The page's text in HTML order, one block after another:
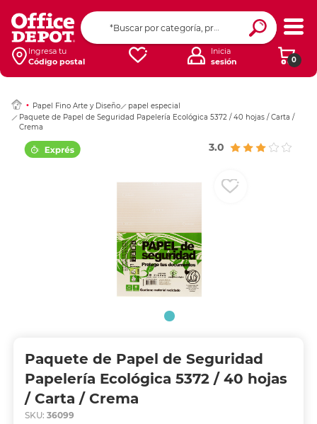
Ingresa tu
Código postal
0
Inicia
sesión
Papel Fino Arte y Diseño
papel especial
Paquete de Papel de Seguridad Papelería Ecológica 5372 / 40 hojas / Carta /
Crema
3.0
Paquete de Papel de Seguridad
Papelería Ecológica 5372 / 40 hojas
/ Carta / Crema
SKU: 36099
Ingresar Codigo